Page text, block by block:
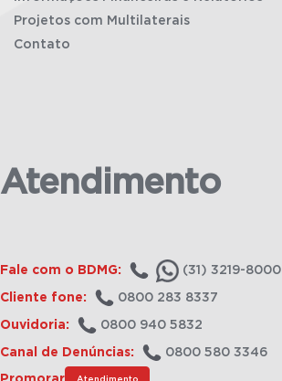
Projetos com Multilaterais
Contato
Atendimento
Fale com o BDMG: (31) 3219-8000
Cliente fone: 0800 283 8337
Ouvidoria: 0800 940 5832
Canal de Denúncias: 0800 580 3346
Atendimento